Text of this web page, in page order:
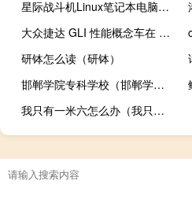
星际战斗机Linux笔记本电脑配备4K显示屏与英特尔CPU亮相
大众捷达 GLI 性能概念车在 SEMA 2022 上大放异彩
研钵怎么读（研钵）
邯郸学院专科学校（邯郸学院专科怎么样）
我只有一米六怎么办（我只有一米六）